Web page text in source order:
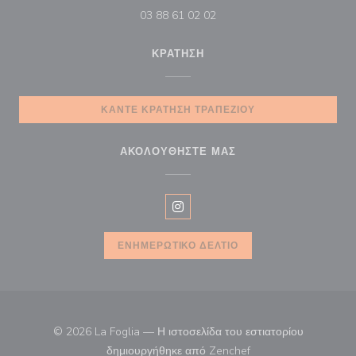
03 88 61 02 02
ΚΡΆΤΗΣΗ
ΚΆΝΤΕ ΚΡΆΤΗΣΗ ΤΡΑΠΕΖΙΟΎ
ΑΚΟΛΟΥΘΉΣΤΕ ΜΑΣ
Instagram ((ανοίγει σε νέο
ΕΝΗΜΕΡΩΤΙΚΌ ΔΕΛΤΊΟ
© 2026 La Foglia — Η ιστοσελίδα του εστιατορίου
δημιουργήθηκε από Zenchef((ανοίγει σε νέο